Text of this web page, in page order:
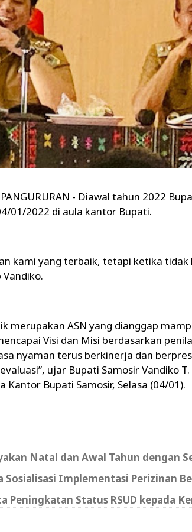
PANGURURAN - Diawal tahun 2022
01/2022 di aula kantor Bupati.
kami yang terbaik, tetapi ketika tidak
merupakan ASN yang dianggap
Visi dan Misi berdasarkan
nyaman terus berkinerja dan
ujar Bupati Samosir Vandiko
Kantor Bupati Samosir, Selasa (04/01).
Natal dan Awal Tahun dengan
Sosialisasi Implementasi Perizinan
Peningkatan Status RSUD kepada